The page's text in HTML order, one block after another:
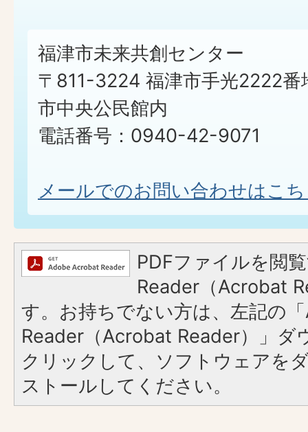
福津市未来共創センター
〒811-3224 福津市手光2222番
市中央公民館内
電話番号：0940-42-9071
メールでのお問い合わせはこ
PDFファイルを閲
Reader（Acrobat
す。お持ちでない方は、左記の
Reader（Acrobat Reader）」ダ
クリックして、ソフトウェアを
ストールしてください。